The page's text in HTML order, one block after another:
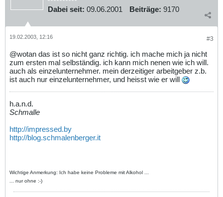
Dabei seit: 09.06.2001 Beiträge: 9170
#3
19.02.2003, 12:16
@wotan das ist so nicht ganz richtig. ich mache mich ja nicht
zum ersten mal selbständig. ich kann mich nenen wie ich will.
auch als einzelunternehmer. mein derzeitiger arbeitgeber z.b.
ist auch nur einzelunternehmer, und heisst wie er will
h.a.n.d.
Schmalle
http://impressed.by
http://blog.schmalenberger.it
Wichtige Anmerkung: Ich habe keine Probleme mit Alkohol ...
... nur ohne :-)